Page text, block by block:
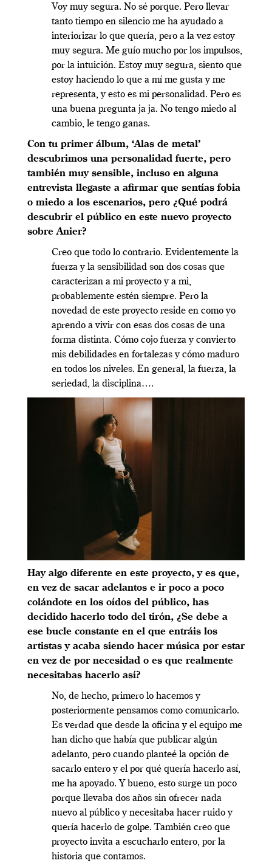
Voy muy segura. No sé porque. Pero llevar
tanto tiempo en silencio me ha ayudado a
interiorizar lo que quería, pero a la vez estoy
muy segura. Me guío mucho por los impulsos,
por la intuición. Estoy muy segura, siento que
estoy haciendo lo que a mí me gusta y me
representa, y esto es mi personalidad. Pero es
una buena pregunta ja ja. No tengo miedo al
cambio, le tengo ganas.
Con tu primer álbum, ‘Alas de metal’
descubrimos una personalidad fuerte, pero
también muy sensible, incluso en alguna
entrevista llegaste a afirmar que sentías fobia
o miedo a los escenarios, pero ¿Qué podrá
descubrir el público en este nuevo proyecto
sobre Anier?
Creo que todo lo contrario. Evidentemente la
fuerza y la sensibilidad son dos cosas que
caracterizan a mi proyecto y a mi,
probablemente estén siempre. Pero la
novedad de este proyecto reside en como yo
aprendo a vivir con esas dos cosas de una
forma distinta. Cómo cojo fuerza y convierto
mis debilidades en fortalezas y cómo maduro
en todos los niveles. En general, la fuerza, la
seriedad, la disciplina….
Hay algo diferente en este proyecto, y es que,
en vez de sacar adelantos e ir poco a poco
colándote en los oídos del público, has
decidido hacerlo todo del tirón, ¿Se debe a
ese bucle constante en el que entráis los
artistas y acaba siendo hacer música por estar
en vez de por necesidad o es que realmente
necesitabas hacerlo así?
No, de hecho, primero lo hacemos y
posteriormente pensamos como comunicarlo.
Es verdad que desde la oficina y el equipo me
han dicho que había que publicar algún
adelanto, pero cuando planteé la opción de
sacarlo entero y el por qué quería hacerlo así,
me ha apoyado. Y bueno, esto surge un poco
porque llevaba dos años sin ofrecer nada
nuevo al público y necesitaba hacer ruido y
quería hacerlo de golpe. También creo que
proyecto invita a escucharlo entero, por la
historia que contamos.